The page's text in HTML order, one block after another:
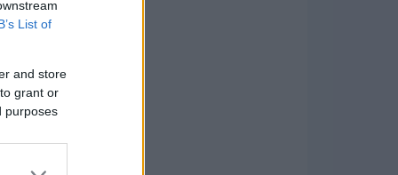
List of
and store
grant or
purposes